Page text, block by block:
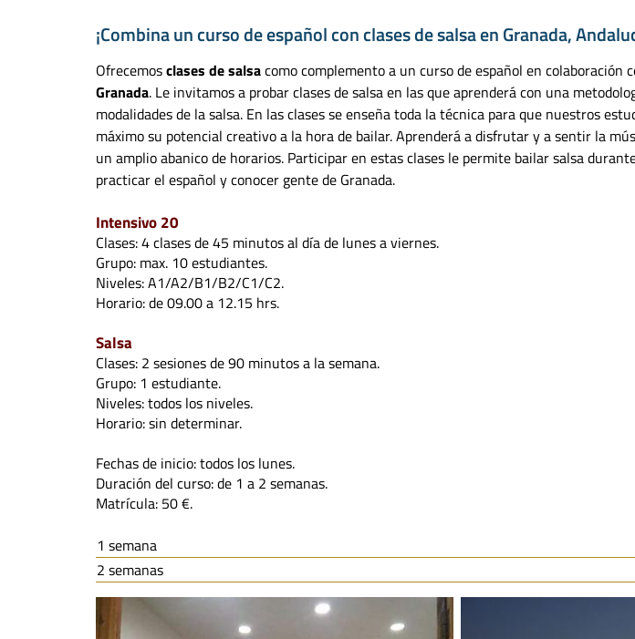
¡Combina un curso de español con clases de salsa en Granada,
Ofrecemosclases de salsacomo complemento a un curso de español en colaboración
Granada. Le invitamos a probar clases de salsa en las que aprenderá con una
modalidades de la salsa. En las clases se enseña toda la técnica para que nuestros
máximo su potencial creativo a la hora de bailar. Aprenderá a disfrutar y a sentir la
un amplio abanico de horarios. Participar en estas clases le permite bailar salsa
practicar el español y conocer gente de Granada.
Intensivo 20
Clases: 4 clases de 45 minutos al día de lunes a viernes.
Grupo: max. 10 estudiantes.
Niveles: A1/A2/B1/B2/C1/C2.
Horario: de 09.00 a 12.15 hrs.
Salsa
Clases: 2 sesiones de 90 minutos a la semana.
Grupo: 1 estudiante.
Niveles: todos los niveles.
Horario: sin determinar.
Fechas de inicio: todos los lunes.
Duración del curso: de 1 a 2 semanas.
Matrícula: 50 €.
1 semana
2 semanas